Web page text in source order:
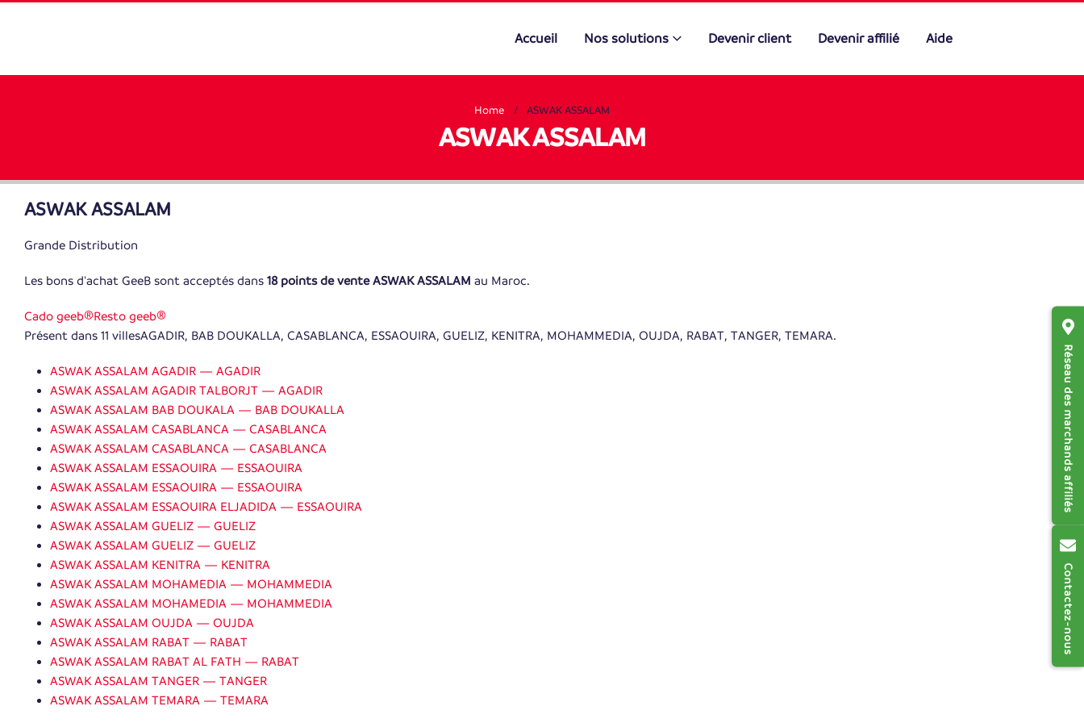
Réseau des marchands affiliés
Contactez-nous
Accueil Nos solutions Devenir client Devenir affilié Aide
Home ASWAK ASSALAM
ASWAK ASSALAM
ASWAK ASSALAM
Grande Distribution
Les bons d'achat GeeB sont acceptés dans 18 points de vente ASWAK ASSALAM au Maroc.
Cado geeb®Resto geeb®
Présent dans 11 villesAGADIR, BAB DOUKALLA, CASABLANCA, ESSAOUIRA, GUELIZ, KENITRA, MOHAMMEDIA, OUJDA, RABAT, TANGER, TEMARA.
ASWAK ASSALAM AGADIR — AGADIR
ASWAK ASSALAM AGADIR TALBORJT — AGADIR
ASWAK ASSALAM BAB DOUKALA — BAB DOUKALLA
ASWAK ASSALAM CASABLANCA — CASABLANCA
ASWAK ASSALAM CASABLANCA — CASABLANCA
ASWAK ASSALAM ESSAOUIRA — ESSAOUIRA
ASWAK ASSALAM ESSAOUIRA — ESSAOUIRA
ASWAK ASSALAM ESSAOUIRA ELJADIDA — ESSAOUIRA
ASWAK ASSALAM GUELIZ — GUELIZ
ASWAK ASSALAM GUELIZ — GUELIZ
ASWAK ASSALAM KENITRA — KENITRA
ASWAK ASSALAM MOHAMEDIA — MOHAMMEDIA
ASWAK ASSALAM MOHAMEDIA — MOHAMMEDIA
ASWAK ASSALAM OUJDA — OUJDA
ASWAK ASSALAM RABAT — RABAT
ASWAK ASSALAM RABAT AL FATH — RABAT
ASWAK ASSALAM TANGER — TANGER
ASWAK ASSALAM TEMARA — TEMARA